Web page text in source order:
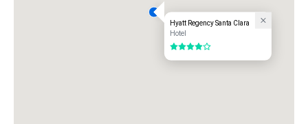
Hyatt Regency Santa Clara
Hotel
4 van 5